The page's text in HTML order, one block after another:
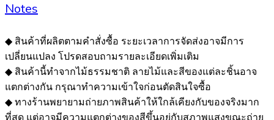
Notes
◆ สินค้าที่ผลิตตามคำสั่งซื้อ ระยะเวลาการจัดส่งอาจมีการ
เปลี่ยนแปลง โปรดสอบถามรายละเอียดเพิ่มเติม
◆ สินค้านี้ทำจากไม้ธรรมชาติ ลายไม้และสีของแต่ละชิ้นอาจ
แตกต่างกัน กรุณาทำความเข้าใจก่อนตัดสินใจซื้อ
◆ ทางร้านพยายามถ่ายภาพสินค้าให้ใกล้เคียงกับของจริงมาก
ที่สุด แต่อาจมีความแตกต่างของสีขึ้นอยู่กับสภาพแสงขณะถ่าย